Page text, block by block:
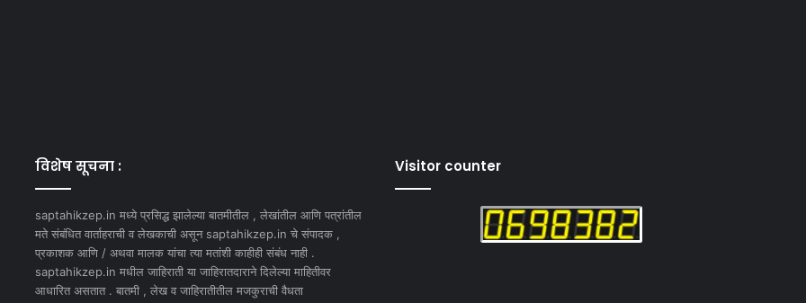
विशेष सूचना :
saptahikzep.in मध्ये प्रसिद्ध झालेल्या बातमीतील , लेखांतील आणि पत्रांतील
मते संबंधित वार्ताहराची व लेखकाची असून saptahikzep.in चे संपादक ,
प्रकाशक आणि / अथवा मालक यांचा त्या मतांशी काहीही संबंध नाही .
saptahikzep.in मधील जाहिराती या जाहिरातदाराने दिलेल्या माहितीवर
आधारित असतात . बातमी , लेख व जाहिरातीतील मजकुराची वैधता
Visitor counter